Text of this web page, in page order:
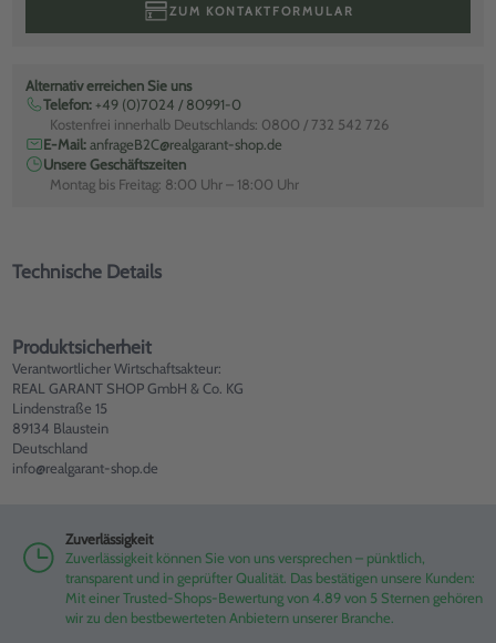
ZUM KONTAKTFORMULAR
Alternativ erreichen Sie uns
Telefon: +49 (0)7024 / 80991-0
Kostenfrei innerhalb Deutschlands: 0800 / 732 542 726
E-Mail:anfrageB2C@realgarant-shop.de
Unsere Geschäftszeiten
Montag bis Freitag: 8:00 Uhr – 18:00 Uhr
Technische Details
Produktsicherheit
Verantwortlicher Wirtschaftsakteur:
REAL GARANT SHOP GmbH & Co. KG
Lindenstraße 15
89134 Blaustein
Deutschland
info@realgarant-shop.de
Zuverlässigkeit
Zuverlässigkeit können Sie von uns versprechen – pünktlich,
transparent und in geprüfter Qualität. Das bestätigen unsere Kunden:
Mit einer Trusted-Shops-Bewertung von 4.89 von 5 Sternen gehören
wir zu den bestbewerteten Anbietern unserer Branche.